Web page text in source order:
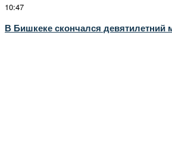
10:47
В Бишкеке скончался девятилетний